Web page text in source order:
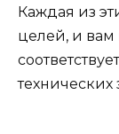
Каждая из
целей, и вам
технических